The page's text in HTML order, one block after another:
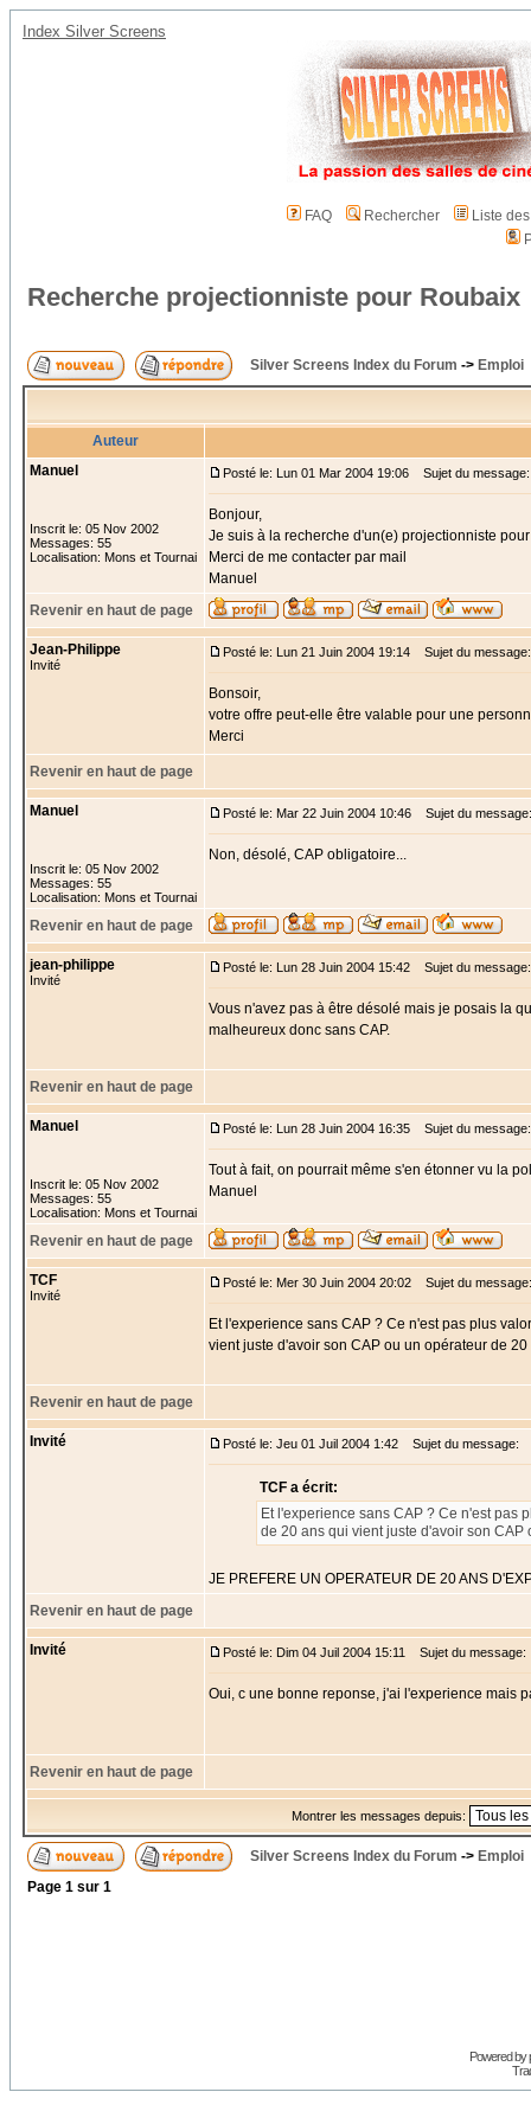
Index Silver Screens
FAQ Rechercher
Liste
Recherche projectionniste pour Roubaix
Silver Screens Index du Forum -> Emploi
Auteur
Manuel
Inscrit le: 05 Nov 2002
Messages: 55
Localisation: Mons et Tournai
Posté le: Lun 01 Mar 2004 19:06 Sujet du
Bonjour,
Je suis à la recherche d'un(e) projectionniste
Merci de me contacter par mail
Manuel
Revenir en haut de page
Jean-Philippe
Invité
Posté le: Lun 21 Juin 2004 19:14 Sujet du
Bonsoir,
votre offre peut-elle être valable pour une
Merci
Revenir en haut de page
Manuel
Inscrit le: 05 Nov 2002
Messages: 55
Localisation: Mons et Tournai
Posté le: Mar 22 Juin 2004 10:46 Sujet du message:
Non, désolé, CAP obligatoire...
Revenir en haut de page
jean-philippe
Invité
Posté le: Lun 28 Juin 2004 15:42 Sujet du
Vous n'avez pas à être désolé mais je posais la
malheureux donc sans CAP.
Revenir en haut de page
Manuel
Inscrit le: 05 Nov 2002
Messages: 55
Localisation: Mons et Tournai
Posté le: Lun 28 Juin 2004 16:35 Sujet du message:
Tout à fait, on pourrait même s'en étonner vu la
Manuel
Revenir en haut de page
TCF
Invité
Posté le: Mer 30 Juin 2004 20:02 Sujet du message:
Et l'experience sans CAP ? Ce n'est pas plus
vient juste d'avoir son CAP ou un opérateur de
Revenir en haut de page
Invité Posté le: Jeu 01 Juil 2004 1:42 Sujet du message:
TCF a écrit:
Et l'experience sans CAP ? Ce n'est pas
de 20 ans qui vient juste d'avoir son
JE PREFERE UN OPERATEUR DE 20 ANS
Revenir en haut de page
Invité Posté le: Dim 04 Juil 2004 15:11 Sujet du message:
Oui, c une bonne reponse, j'ai l'experience mais
Revenir en haut de page
Montrer les messages depuis:
Silver Screens Index du Forum -> Emploi
Page 1 sur 1
Powered by